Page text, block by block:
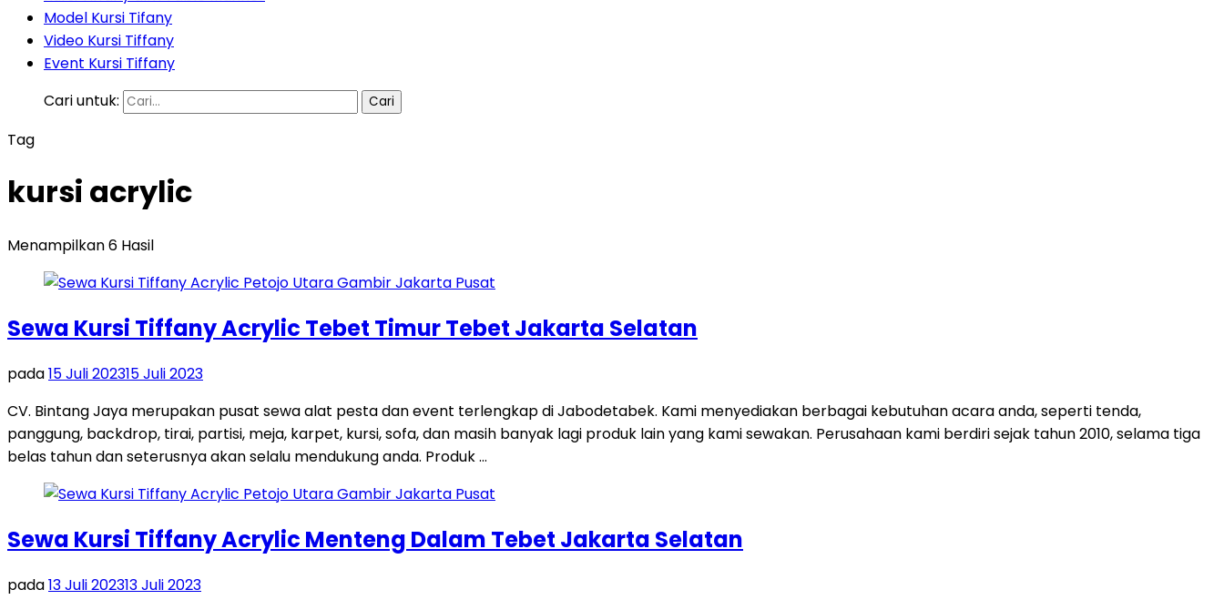
Model Kursi Tifany
Video Kursi Tiffany
Event Kursi Tiffany
Cari untuk:
Tag
kursi acrylic
Menampilkan 6 Hasil
Sewa Kursi Tiffany Acrylic Tebet Timur Tebet Jakarta Selatan
pada15 Juli 202315 Juli 2023
CV. Bintang Jaya merupakan pusat sewa alat pesta dan event terlengkap di Jabodetabek. Kami menyediakan berbagai kebutuhan acara anda, seperti tenda,
panggung, backdrop, tirai, partisi, meja, karpet, kursi, sofa, dan masih banyak lagi produk lain yang kami sewakan. Perusahaan kami berdiri sejak tahun 2010, selama tiga
belas tahun dan seterusnya akan selalu mendukung anda. Produk …
Sewa Kursi Tiffany Acrylic Menteng Dalam Tebet Jakarta Selatan
pada13 Juli 202313 Juli 2023